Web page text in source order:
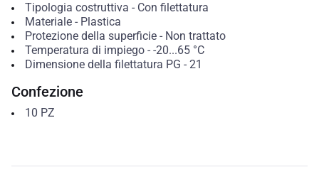
Tipologia costruttiva - Con filettatura
Materiale- Plastica
Protezione della superficie- Non trattato
Temperatura di impiego- -20...65 °C
Dimensione della filettatura PG - 21
Confezione
10 PZ